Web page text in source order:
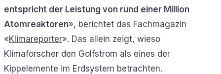
entspricht der Leistung von rund einer Million
Atomreaktoren», berichtet das Fachmagazin
«Klimareporter». Das allein zeigt, wieso
Klimaforscher den Golfstrom als eines der
Kippelemente im Erdsystem betrachten.